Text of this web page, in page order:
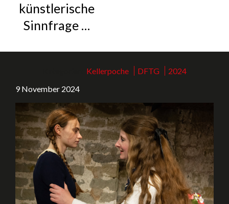
künstlerische
Sinnfrage …
Kellerpoche DFTG
2024
9 November 2024